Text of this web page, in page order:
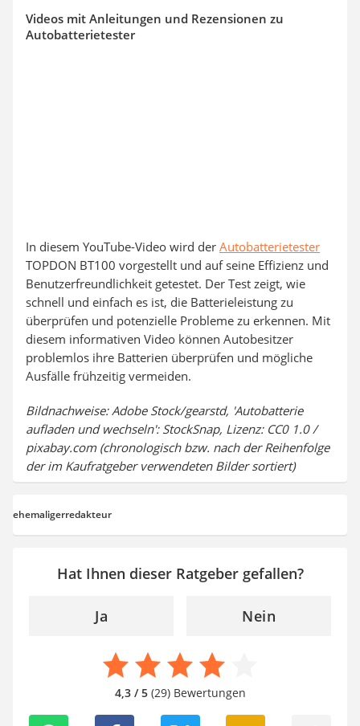
Videos mit Anleitungen und Rezensionen zu
Autobatterietester
In diesem YouTube-Video wird der Autobatterietester
TOPDON BT100 vorgestellt und auf seine Effizienz und
Benutzerfreundlichkeit getestet. Der Test zeigt, wie
schnell und einfach es ist, die Batterieleistung zu
überprüfen und potenzielle Probleme zu erkennen. Mit
diesem informativen Video können Autobesitzer
problemlos ihre Batterien überprüfen und mögliche
Ausfälle frühzeitig vermeiden.
Bildnachweise: Adobe Stock/gearstd, 'Autobatterie
aufladen und wechseln': StockSnap, Lizenz: CC0 1.0 /
pixabay.com (chronologisch bzw. nach der Reihenfolge
der im Kaufratgeber verwendeten Bilder sortiert)
ehemaligerredakteur
Hat Ihnen dieser Ratgeber gefallen?
Ja Nein
4,3 / 5(29) Bewertungen